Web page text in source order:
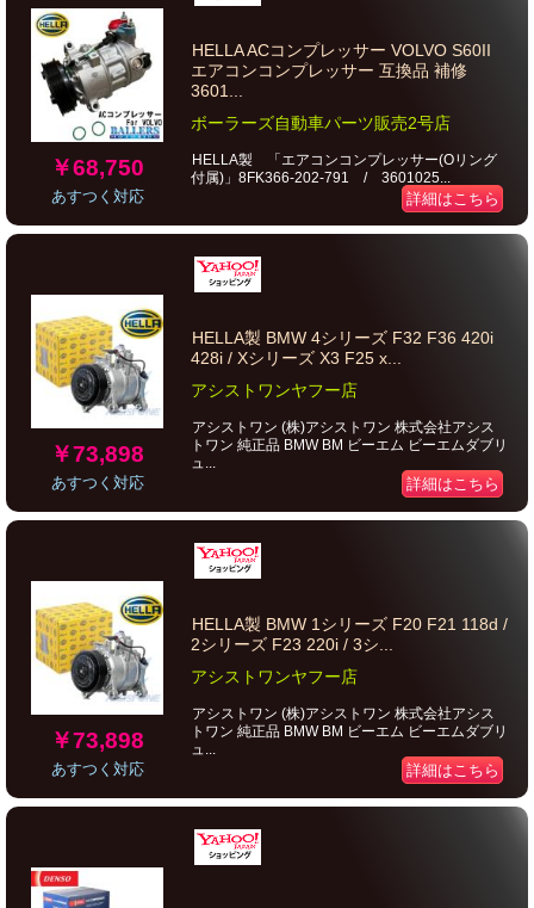
￥68,750
あすつく対応
HELLA ACコンプレッサー VOLVO S60II
エアコンコンプレッサー 互換品 補修
3601...
ボーラーズ自動車パーツ販売2号店
HELLA製 「エアコンコンプレッサー(Oリング
付属)」8FK366-202-791 / 3601025...
詳細はこちら
￥73,898
あすつく対応
HELLA製 BMW 4シリーズ F32 F36 420i
428i / Xシリーズ X3 F25 x...
アシストワンヤフー店
アシストワン (株)アシストワン 株式会社アシス
トワン 純正品 BMW BM ビーエム ビーエムダブリ
ュ...
詳細はこちら
￥73,898
あすつく対応
HELLA製 BMW 1シリーズ F20 F21 118d /
2シリーズ F23 220i / 3シ...
アシストワンヤフー店
アシストワン (株)アシストワン 株式会社アシス
トワン 純正品 BMW BM ビーエム ビーエムダブリ
ュ...
詳細はこちら